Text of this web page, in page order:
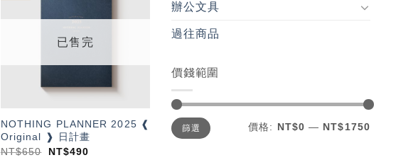
望輕
已售完
NOTHING PLANNER 2025 ❰
Original ❱ 日計畫
NT$650 NT$490
辦公文具
過往商品
價錢範圍
最
低
價
最
高
價
篩選 價格: NT$0 — NT$1750